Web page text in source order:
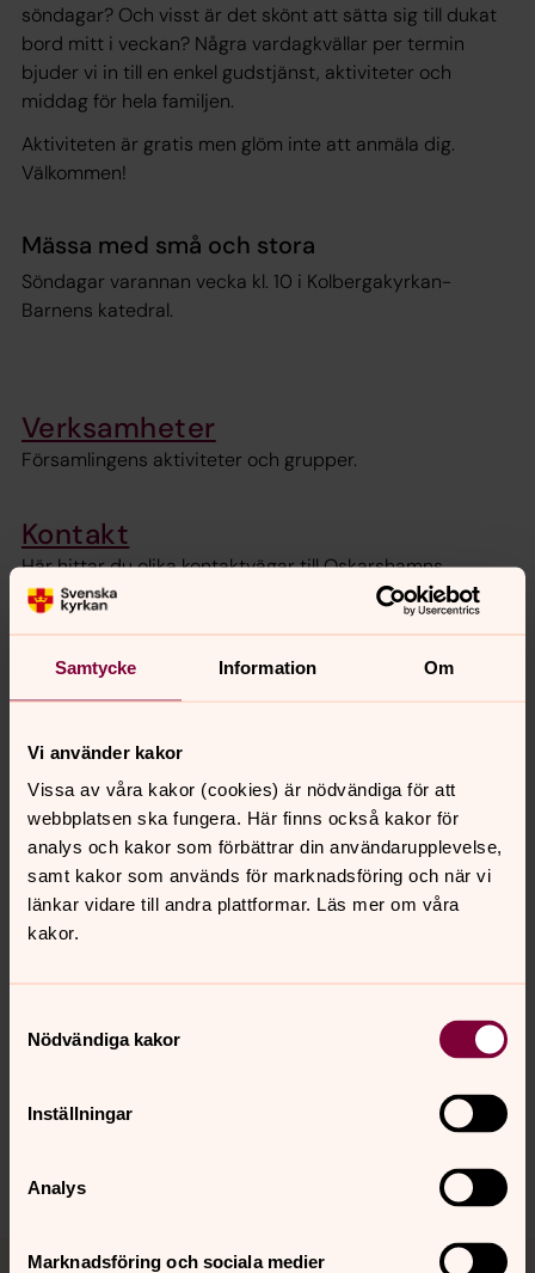
Samtycke Information Om
Vi använder kakor
Vissa av våra kakor (cookies) är nödvändiga för att
webbplatsen ska fungera. Här finns också kakor för
analys och kakor som förbättrar din användarupplevelse,
samt kakor som används för marknadsföring och när vi
länkar vidare till andra plattformar. Läs mer om våra
kakor.
Nödvändiga kakor
Inställningar
Analys
Marknadsföring och sociala medier
söndagar? Och visst är det skönt att sätta sig till dukat
bord mitt i veckan? Några vardagkvällar per termin
bjuder vi in till en enkel gudstjänst, aktiviteter och
middag för hela familjen.
Aktiviteten är gratis men glöm inte att anmäla dig.
Välkommen!
Mässa med små och stora
Söndagar varannan vecka kl. 10 i Kolbergakyrkan-
Barnens katedral.
Verksamheter
Församlingens aktiviteter och grupper.
Kontakt
Här hittar du olika kontaktvägar till Oskarshamns
församling.
Samtalsstöd
Ibland behöver man någon att prata med. Medarbetarna
kostnadsfritt.
Studiebesök i Barnens katedral
I Kolbergakyrkan-Barnens katedral har barnen en
självklar plats i gudstjänsten. Boka studiebesök med ditt
arbetslag så berättar vi om "Mässa med små och stora".
Senast ändrad 27 augusti 2024
oskarshamns.forsamling@svenskakyrkan.se